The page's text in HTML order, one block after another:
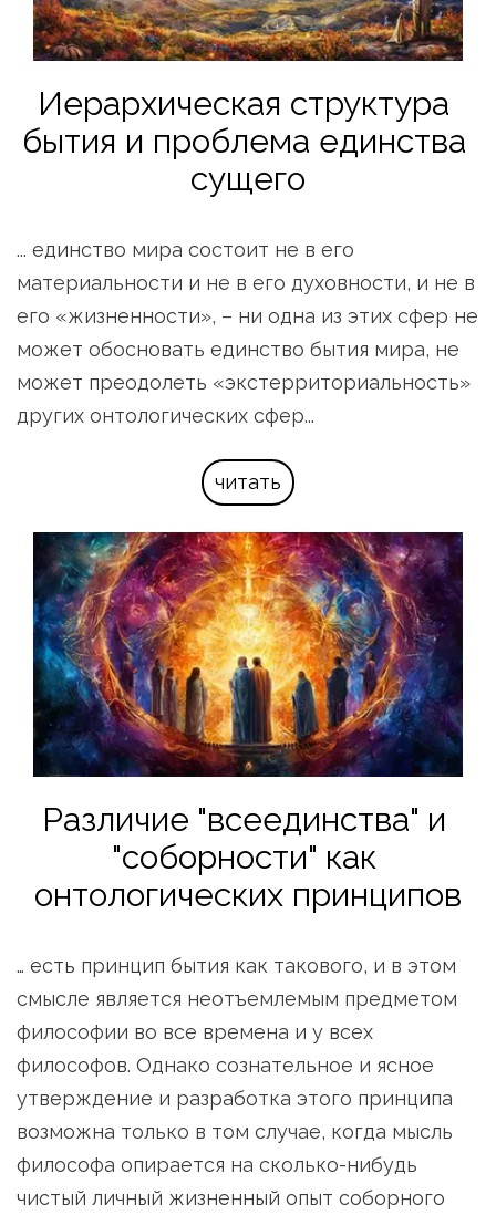
Иерархическая структура
бытия и проблема единства
сущего
... единство мира состоит не в его
материальности и не в его духовности, и не в
его «жизненности», – ни одна из этих сфер не
может обосновать единство бытия мира, не
может преодолеть «экстерриториальность»
других онтологических сфер...
читать
Различие "всеединства" и
"соборности" как
онтологических принципов
… есть принцип бытия как такового, и в этом
смысле является неотъемлемым предметом
философии во все времена и у всех
философов. Однако сознательное и ясное
утверждение и разработка этого принципа
возможна только в том случае, когда мысль
философа опирается на сколько-нибудь
чистый личный жизненный опыт соборного